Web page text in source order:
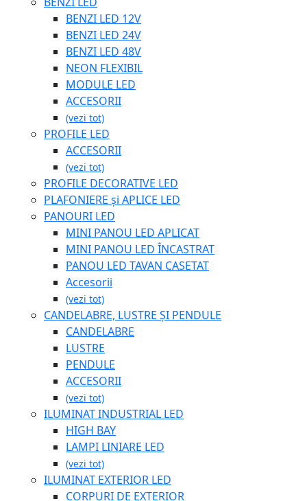
BENZI LED 12V
BENZI LED 24V
BENZI LED 48V
NEON FLEXIBIL
MODULE LED
ACCESORII
(vezi tot)
PROFILE LED
ACCESORII
(vezi tot)
PROFILE DECORATIVE LED
PLAFONIERE și APLICE LED
PANOURI LED
MINI PANOU LED APLICAT
MINI PANOU LED ÎNCASTRAT
PANOU LED TAVAN CASETAT
Accesorii
(vezi tot)
CANDELABRE, LUSTRE ȘI PENDULE
CANDELABRE
LUSTRE
PENDULE
ACCESORII
(vezi tot)
ILUMINAT INDUSTRIAL LED
HIGH BAY
LAMPI LINIARE LED
(vezi tot)
ILUMINAT EXTERIOR LED
CORPURI DE EXTERIOR